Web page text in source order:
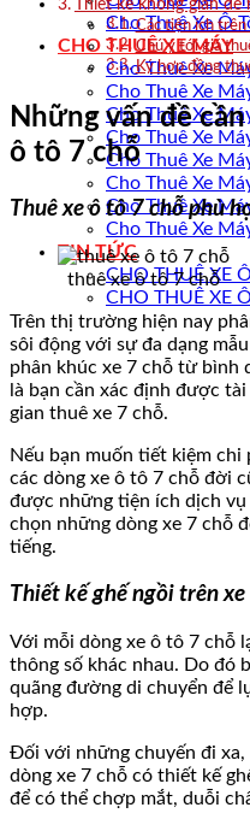
Cho Thuê Xe Ô
CHO THUÊ XE MÁY
Cho Thuê Xe
Cho Thuê Xe
Cho Thuê Xe
Cho Thuê Xe
Cho Thuê Xe
Cho Thuê Xe
Cho Thuê Xe
Cho Thuê Xe
TIN TỨC
CHO THUÊ XE
CHO THUÊ XE
Thiết kế không gian
Các tiện ích trên
Chú ý tới giá
Ký hợp đồng
Những vấn đề
ô tô 7 chỗ
Thuê xe ô tô 7 chỗ phù
thuê xe ô tô 7 chỗ
Trên thị trường hiện nay
sôi động với sự đa dạng
phân khúc xe 7 chỗ từ bình
là bạn cần xác định được
gian thuê xe 7 chỗ.
Nếu bạn muốn tiết kiệm
các dòng xe ô tô 7 chỗ đời
được những tiện ích dịch
chọn những dòng xe 7 chỗ
tiếng.
Thiết kế ghế ngồi trên
Với mỗi dòng xe ô tô 7 chỗ
thông số khác nhau. Do đó
quãng đường di chuyển để
hợp.
Đối với những chuyến đi
dòng xe 7 chỗ có thiết kế
để có thể chợp mắt, duỗi